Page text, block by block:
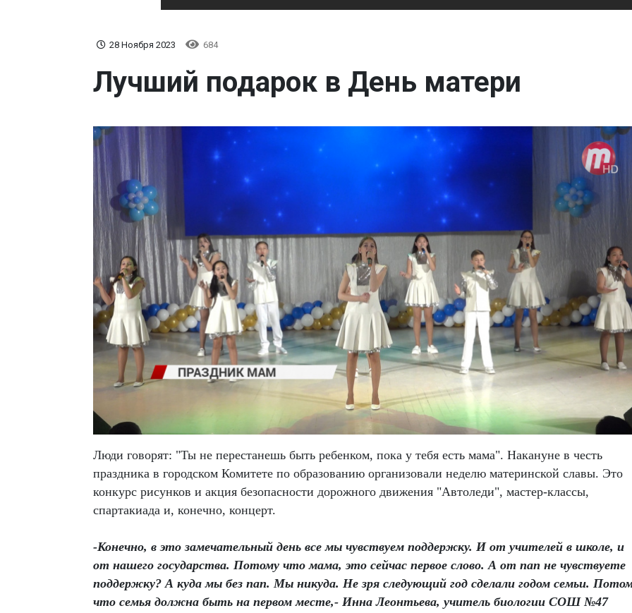
28 Ноября 2023 684
Лучший подарок в День матери
Люди говорят: "Ты не перестанешь быть ребенком, пока у тебя есть мама". Накануне в честь
праздника в городском Комитете по образованию организовали неделю материнской славы. Это
конкурс рисунков и акция безопасности дорожного движения "Автоледи", мастер-классы,
спартакиада и, конечно, концерт.
-Конечно, в это замечательный день все мы чувствуем поддержку. И от учителей в школе, и
от нашего государства. Потому что мама, это сейчас первое слово. А от пап не чувствуете
поддержку? А куда мы без пап. Мы никуда. Не зря следующий год сделали годом семьи.
что семья должна быть на первом месте,- Инна Леонтьева, учитель биологии СОШ №47